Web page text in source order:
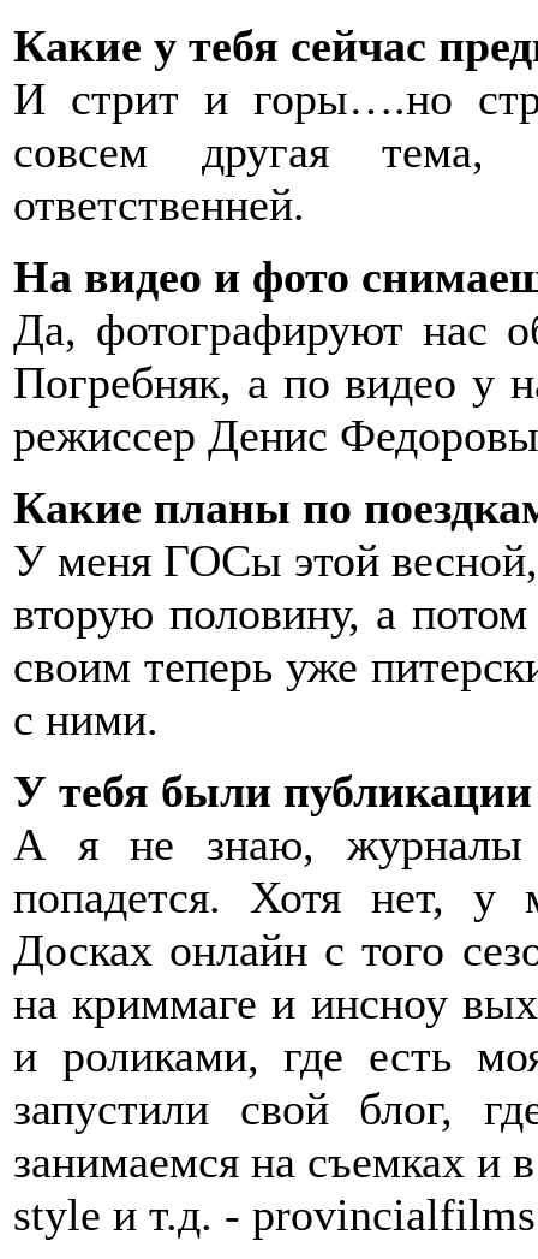
Какие у тебя сейчас
И стрит и горы….но
совсем другая тема,
ответственней.
На видео и фото
Да, фотографируют нас
Погребняк, а по видео у
режиссер Денис
Какие планы по
У меня ГОСы этой
вторую половину, а
своим теперь уже
с ними.
У тебя были публикации
А я не знаю, журналы
попадется. Хотя нет, у
Досках онлайн с того
на криммаге и инсноу
и роликами, где есть
запустили свой блог,
занимаемся на съемках и
style и т.д. -